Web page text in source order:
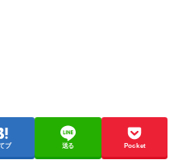
ブ 送る Pocket